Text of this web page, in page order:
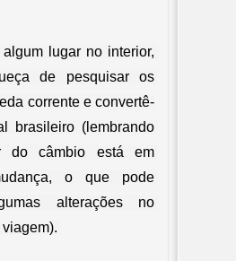
lugar no interior,
de pesquisar os
corrente e convertê-
brasileiro (lembrando
do câmbio está em
o que pode
alterações no